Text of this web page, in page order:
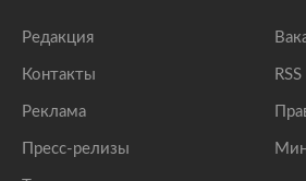
Редакция
Контакты
Реклама
Пресс-релизы
RSS